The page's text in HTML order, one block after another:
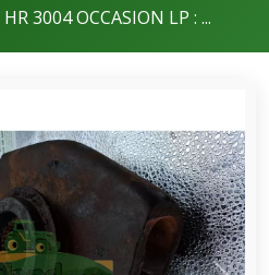
3004 OCCASION LP : ...